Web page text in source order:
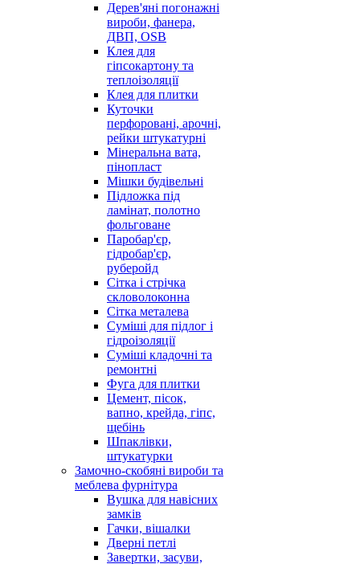
Дерев'яні погонажні
вироби, фанера,
ДВП, OSB
Клея для
гіпсокартону та
теплоізоляції
Клея для плитки
Куточки
перфоровані, арочні,
рейки штукатурні
Мінеральна вата,
пінопласт
Мішки будівельні
Підложка під
ламінат, полотно
фольговане
Паробар'єр,
гідробар'єр,
руберойд
Сітка і стрічка
скловолоконна
Сітка металева
Суміші для підлог і
гідроізоляції
Суміші кладочні та
ремонтні
Фуга для плитки
Цемент, пісок,
вапно, крейда, гіпс,
щебінь
Шпаклівки,
штукатурки
Замочно-скобяні вироби та
меблева фурнітура
Вушка для навісних
замків
Гачки, вішалки
Дверні петлі
Завертки, засуви,